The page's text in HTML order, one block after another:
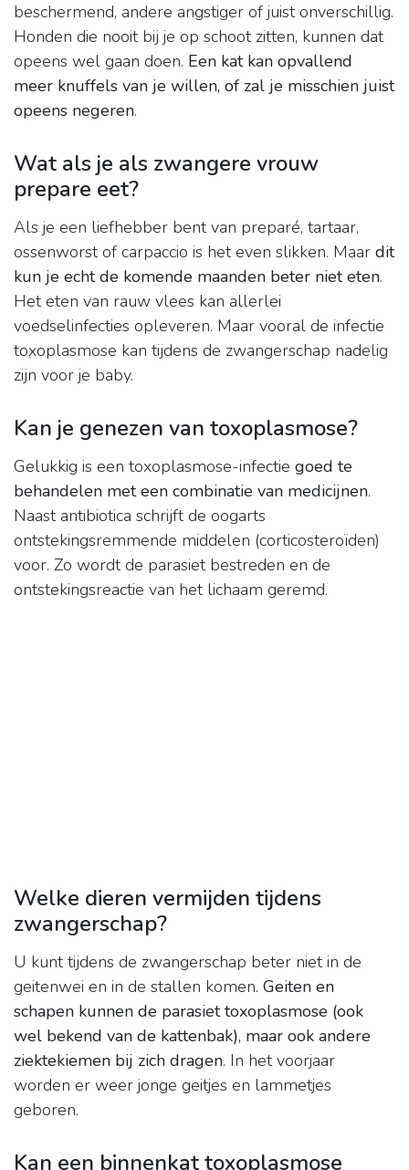
beschermend, andere angstiger of juist onverschillig.
Honden die nooit bij je op schoot zitten, kunnen dat
opeens wel gaan doen. Een kat kan opvallend
meer knuffels van je willen, of zal je misschien juist
opeens negeren.
Wat als je als zwangere vrouw
prepare eet?
Als je een liefhebber bent van preparé, tartaar,
ossenworst of carpaccio is het even slikken. Maar dit
kun je echt de komende maanden beter niet eten.
Het eten van rauw vlees kan allerlei
voedselinfecties opleveren. Maar vooral de infectie
toxoplasmose kan tijdens de zwangerschap nadelig
zijn voor je baby.
Kan je genezen van toxoplasmose?
Gelukkig is een toxoplasmose-infectie goed te
behandelen met een combinatie van medicijnen.
Naast antibiotica schrijft de oogarts
ontstekingsremmende middelen (corticosteroïden)
voor. Zo wordt de parasiet bestreden en de
ontstekingsreactie van het lichaam geremd.
Welke dieren vermijden tijdens
zwangerschap?
U kunt tijdens de zwangerschap beter niet in de
geitenwei en in de stallen komen. Geiten en
schapen kunnen de parasiet toxoplasmose (ook
wel bekend van de kattenbak), maar ook andere
ziektekiemen bij zich dragen. In het voorjaar
worden er weer jonge geitjes en lammetjes
geboren.
Kan een binnenkat toxoplasmose